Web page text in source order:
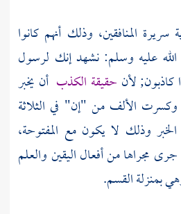
سريرة المنافقين، وذلك أنهم كانوا
عليه وسلم: نشهد إنك لرسول
كاذبون; لأن حقيقة الكذب أن يخبر
وكسرت الألف من "إن" في الثلاثة
وذلك لا يكون مع المفتوحة،
مجراها من أفعال اليقين والعلم
بمنزلة القسم.